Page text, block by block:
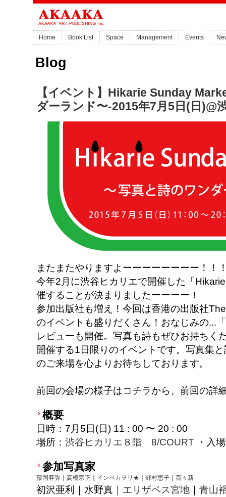
Home Book List Space Management Events
Blog
【イベント】Hikarie Sunday
ダーランド〜-2015年7月5日(日)@
またまたやりますよーーーーーーーー！！
今年2月に渋谷ヒカリエで開催した「
催することが決まりましたーーーー！
参加出版社も増え！今回は香港の出版社
のイベントも盛りだくさん！おなじみの...
レビューも開催。写真も詩もぜひお持ちく
開催する1日限りのイベントです。写真集
のご来場を心よりお待ちしております。
前回の会場の様子はコチラから、前回の詳
概要
日時：7月5日(日) 11 : 00 〜 20 : 00
場所： 渋谷ヒカリエ８階 8/COURT ・ 入
参加写真家
藤岡亜弥 高橋宗正 インベカヲリ★ 野村恵子 百々新
初沢亜利｜水野真｜ エリザベス宮地 ｜ 青山